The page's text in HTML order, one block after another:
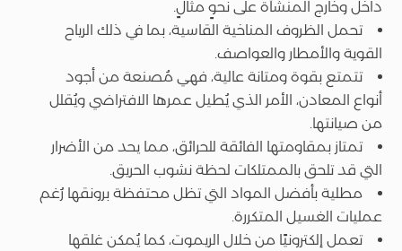
داخل وخارج المنشأة على نحوٍ مثالٍ.
تحمل الظروف المناخية القاسية، بما في ذلك الرياح
القوية والأمطار والعواصف.
تتمتع بقوة ومتانة عالية، فهي مُصنعة من أجود
أنواع المعادن، الأمر الذي يُطيل عمرها الافتراضي ويُقلل
من صيانتها.
تمتاز بمقاومتها الفائقة للحرائق، مما يحد من الأضرار
التي قد تلحق بالممتلكات لحظة نشوب الحريق.
مطلية بأفضل المواد التي تظل محتفظة برونقها رُغم
عمليات الغسيل المتكررة.
تعمل إلكترونيًا من خلال الريموت، كما يُمكن غلقها